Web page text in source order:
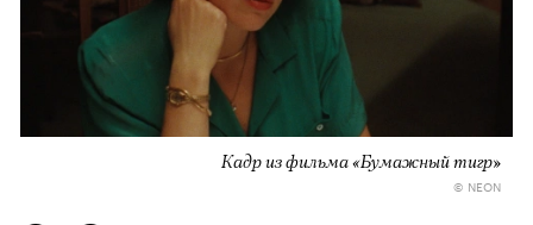
Кадр из фильма «Бумажный тигр»
© NEON